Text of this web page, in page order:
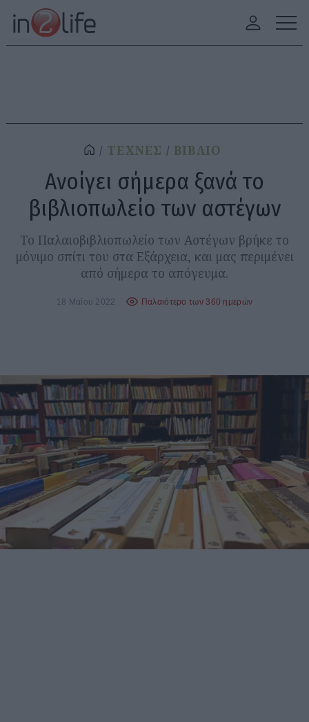
ΤΕΧΝΕΣ ΒΙΒΛΙΟ
Ανοίγει σήμερα ξανά το
βιβλιοπωλείο των αστέγων
Το Παλαιοβιβλιοπωλείο των Αστέγων βρήκε το
μόνιμο σπίτι του στα Εξάρχεια, και μας περιμένει
από σήμερα το απόγευμα.
18 Μαΐου 2022 Παλαιότερο των 360 ημερών